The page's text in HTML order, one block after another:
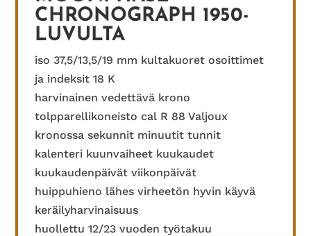
CHRONOGRAPH 1950-
LUVULTA
iso 37,5/13,5/19 mm kultakuoret osoittimet
ja indeksit 18 K
harvinainen vedettävä krono
tolpparellikoneisto cal R 88 Valjoux
kronossa sekunnit minuutit tunnit
kalenteri kuunvaiheet kuukaudet
kuukaudenpäivät viikonpäivät
huippuhieno lähes virheetön hyvin käyvä
keräilyharvinaisuus
huollettu 12/23 vuoden työtakuu